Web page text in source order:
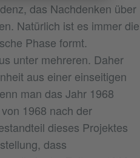
das Nachdenken über
Natürlich ist es immer die
Phase formt.
unter mehreren. Daher
aus einer einseitigen
man das Jahr 1968
1968 nach der
dieses Projektes
dass